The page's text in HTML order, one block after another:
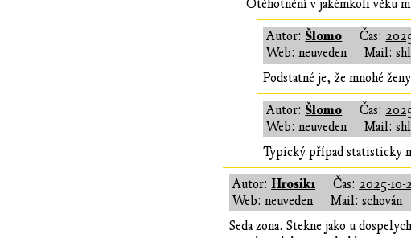
Otěhotnění v jakémkoli věku
Autor: Šlomo Čas:
Web: neuveden
Mail:
Podstatné je, že mnohé
Autor: Šlomo Čas:
Web: neuveden
Mail:
Typický případ statisticky
Autor:Hrosik1 Čas: 2025-10-
Web: neuveden
Mail: schován
Seda zona. Stekne jako u